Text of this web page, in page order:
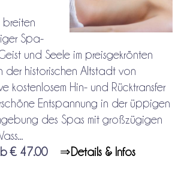
breiten
Spa-
und Seele im preisgekrönten
der historischen Altstadt von
kostenlosem Hin- und Rücktransfer
Entspannung in der üppigen
des Spas mit großzügigen
€ 47.00 ⇒Details & Infos